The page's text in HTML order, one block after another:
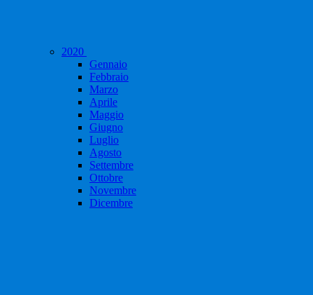
2020
Gennaio
Febbraio
Marzo
Aprile
Maggio
Giugno
Luglio
Agosto
Settembre
Ottobre
Novembre
Dicembre